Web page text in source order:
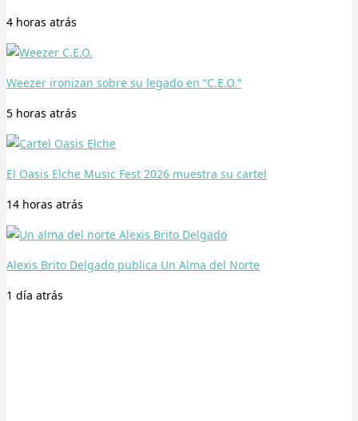
4 horas atrás
Weezer ironizan sobre su legado en “C.E.O.”
5 horas atrás
El Oasis Elche Music Fest 2026 muestra su cartel
14 horas atrás
Alexis Brito Delgado publica Un Alma del Norte
1 día atrás